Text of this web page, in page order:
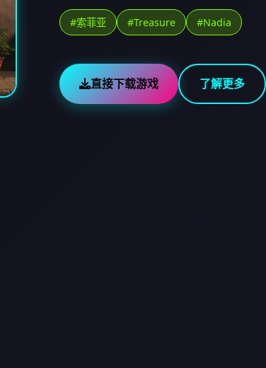
#索菲亚 #Treasure #Nadia
直接下载游戏 了解更多